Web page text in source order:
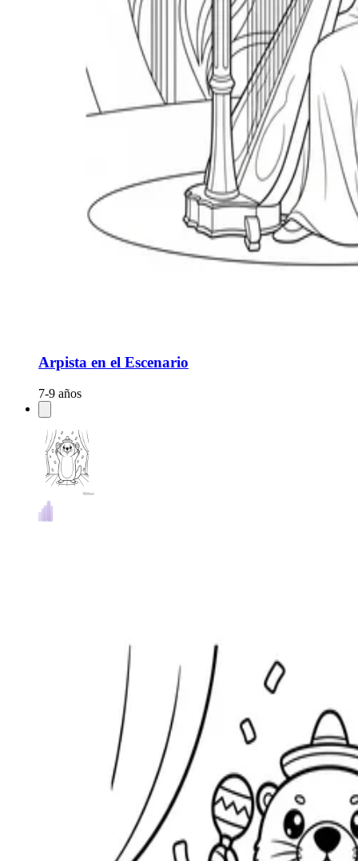
Arpista en el Escenario
7-9 años